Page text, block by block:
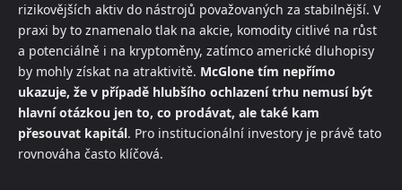
rizikovějších aktiv do nástrojů považovaných za stabilnější. V
praxi by to znamenalo tlak na akcie, komodity citlivé na růst
a potenciálně i na kryptoměny, zatímco americké dluhopisy
by mohly získat na atraktivitě. McGlone tím nepřímo
ukazuje, že v případě hlubšího ochlazení trhu nemusí být
hlavní otázkou jen to, co prodávat, ale také kam
přesouvat kapitál. Pro institucionální investory je právě tato
rovnováha často klíčová.